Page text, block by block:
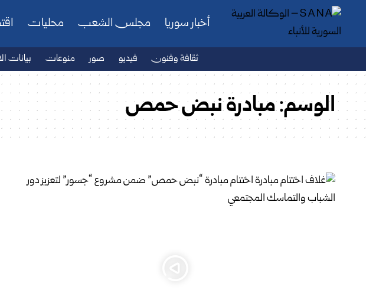
أخبار سوريا مجلس الشعب محليات
ثقافة وفنون فيديو صور منوعات بيانات
الوسم:مبادرة نبض حمص